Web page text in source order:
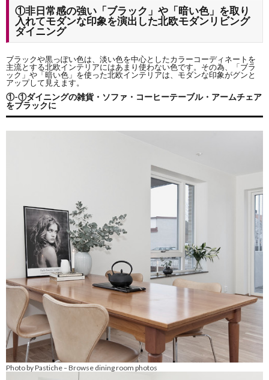
①非日常感の強い「ブラック」や「暗い色」を取り
入れてモダンな印象を演出した北欧モダンリビング
ダイニング
ブラックや黒っぽい色は、淡い色を中心としたカラーコーディネートを
主流とする北欧インテリアにはあまり使わない色です。その為、「ブラ
ック」や「暗い色」を使った北欧インテリアは、モダンな印象がグンと
アップして見えます。
①-①ダイニングの雑貨・ソファ・コーヒーテーブル・アームチェア
をブラックに
Photo by Pastiche–Browse dining room photos